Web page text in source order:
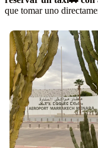
que tomar uno